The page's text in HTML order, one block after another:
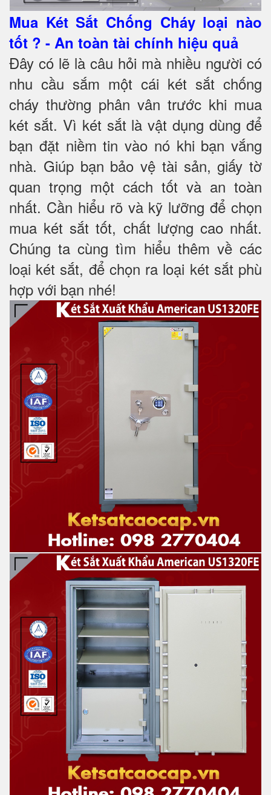
Mua Két Sắt Chống Cháy loại nào
tốt ? - An toàn tài chính hiệu quả
Đây có lẽ là câu hỏi mà nhiều người có
nhu cầu sắm một cái két sắt chống
cháy thường phân vân trước khi mua
két sắt. Vì két sắt là vật dụng dùng để
bạn đặt niềm tin vào nó khi bạn vắng
nhà. Giúp bạn bảo vệ tài sản, giấy tờ
quan trọng một cách tốt và an toàn
nhất. Cần hiểu rõ và kỹ lưỡng để chọn
mua két sắt tốt, chất lượng cao nhất.
Chúng ta cùng tìm hiểu thêm về các
loại két sắt, để chọn ra loại két sắt phù
hợp với bạn nhé!